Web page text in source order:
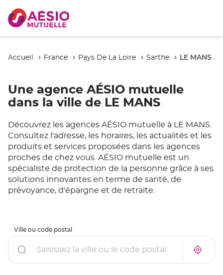
Accueil France Pays De La Loire Sarthe LE MANS
Une agence AÉSIO mutuelle
dans la ville de LE MANS
Découvrez les agences AÉSIO mutuelle à LE MANS.
Consultez l'adresse, les horaires, les actualités et les
produits et services proposées dans les agences
proches de chez vous. AÉSIO mutuelle est un
spécialiste de protection de la personne grâce à ses
solutions innovantes en terme de santé, de
prévoyance, d'épargne et de retraite.
À
Ville ou code postal
Rechercher
un